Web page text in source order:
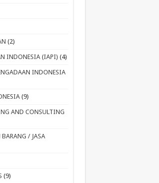
(2)
INDONESIA (IAPI) (4)
INDONESIA
(9)
AND CONSULTING
/ JASA
(9)